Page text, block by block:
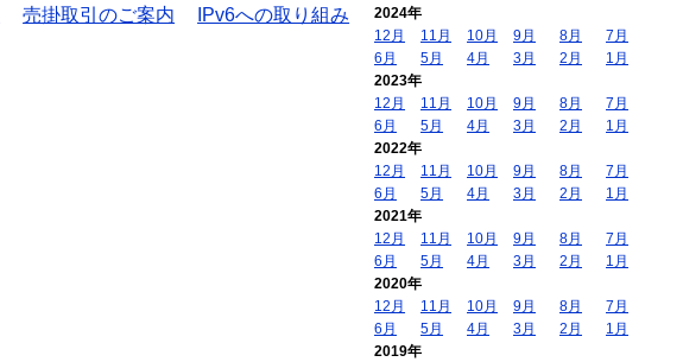
売掛取引のご案内
IPv6への取り組み
2024年
12月
11月 10月 9月 8月
7月
6月
5月 4月 3月 2月
1月
2023年
12月
11月 10月 9月 8月
7月
6月
5月 4月 3月 2月
1月
2022年
12月
11月 10月 9月 8月
7月
6月
5月 4月 3月 2月
1月
2021年
12月
11月 10月 9月 8月
7月
6月
5月 4月 3月 2月
1月
2020年
12月
11月 10月 9月 8月
7月
6月
5月 4月 3月 2月
1月
2019年